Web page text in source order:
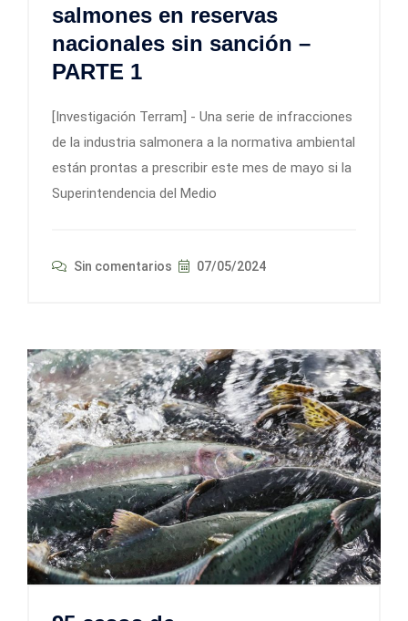
salmones en reservas
nacionales sin sanción –
PARTE 1
[Investigación Terram] - Una serie de infracciones
de la industria salmonera a la normativa ambiental
están prontas a prescribir este mes de mayo si la
Superintendencia del Medio
Sin comentarios 07/05/2024